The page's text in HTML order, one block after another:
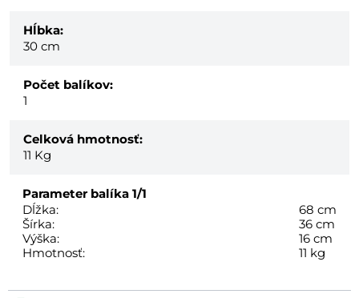
Hĺbka:
30 cm
Počet balíkov:
1
Celková hmotnosť:
11 Kg
Parameter balíka 1/1
Dĺžka:
68 cm
Šírka:
36 cm
Výška:
16 cm
Hmotnosť:
11 kg